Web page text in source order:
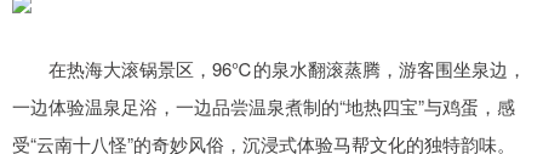
在热海大滚锅景区，96℃的泉水翻滚蒸腾，游客围坐泉边，
一边体验温泉足浴，一边品尝温泉煮制的“地热四宝”与鸡蛋，感
受“云南十八怪”的奇妙风俗，沉浸式体验马帮文化的独特韵味。